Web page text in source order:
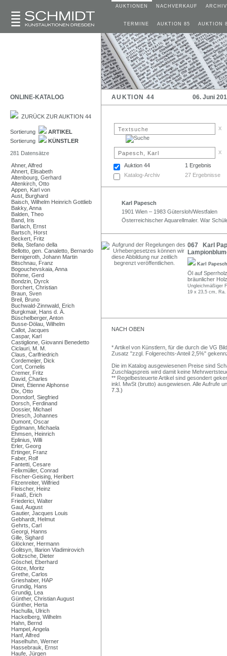
AUKTIONEN NACHVERKAUF ARCHIV
TERMINE AUKTION 85 AUKTION
ONLINE-KATALOG AUKTION 44 06. Juni
ZURÜCK ZUR AUKTION 44
Sortierung
ARTIKEL
Sortierung
KÜNSTLER
281 Datensätze
Ahner, Alfred
Ahnert, Elisabeth
Altenbourg, Gerhard
Altenkirch, Otto
Appen, Karl von
Aust, Burghard
Baisch, Wilhelm Heinrich Gottlieb
Bakky, Anna
Balden, Theo
Band, Iris
Barlach, Ernst
Bartsch, Horst
Beckert, Fritz
Bella, Stefano della
Bellotto, gen. Canaletto, Bernardo
Bernigeroth, Johann Martin
Bitschnau, Franz
Bogouchevskaia, Anna
Böhme, Gerd
Bondzin, Dyrck
Borchert, Christian
Braun, Sven
Breil, Bruno
Buchwald-Zinnwald, Erich
Burgkmair, Hans d. Ä.
Büschelberger, Anton
Busse-Dölau, Wilhelm
Callot, Jacques
Caspar, Karl
Castiglione, Giovanni Benedetto
Ciclauri, M. M.
Claus, Carlfriedrich
Cordemeijer, Dick
Cort, Cornelis
Cremer, Fritz
David, Charles
Dinet, Étienne Alphonse
Dix, Otto
Donndorf, Siegfried
Dorsch, Ferdinand
Dossier, Michael
Driesch, Johannes
Dumont, Oscar
Egdmann, Michaela
Ehmsen, Heinrich
Eplinius, Willi
Erler, Georg
Ertinger, Franz
Faber, Rolf
Fantetti, Cesare
Felixmüller, Conrad
Fischer-Geising, Heribert
Fitzenreiter, Wilfried
Fleischer, Heinz
Fraaß, Erich
Friederici, Walter
Gaul, August
Gautier, Jacques Louis
Gebhardt, Helmut
Gehrts, Carl
Georgi, Hanns
Gille, Sighard
Glöckner, Hermann
Golitsyn, Illarion Vladimirovich
Goltzsche, Dieter
Göschel, Eberhard
Götze, Moritz
Grethe, Carlos
Grieshaber, HAP
Grundig, Hans
Grundig, Lea
Günther, Christian August
Günther, Herta
Hachulla, Ulrich
Hackelberg, Wilhelm
Hahn, Bernd
Hampel, Angela
Hanf, Alfred
Haselhuhn, Werner
Hassebrauk, Ernst
Haufe, Jürgen
x
x
Auktion 44
1 Ergebnis
Katalog-Archiv
27 Ergebnisse
Karl Papesch
1901 Wien – 1983 Gütersloh/Westfalen
Österreichischer Aquarellmaler. War
067 Karl
Karl
Öl auf
bräunlicher
Ungleichmäßiger
19 x 23,5 cm,
NACH OBEN
* Artikel von Künstlern, für die durch die VG
Zusatz "zzgl. Folgerechts-Anteil 2,5%"
Die im Katalog ausgewiesenen Preise sind
Zuschlagspreis wird damit keine
** Regelbesteuerte Artikel sind gesondert
inkl. MwSt (brutto) ausgewiesen. Alle Aufrufe
7.3.)